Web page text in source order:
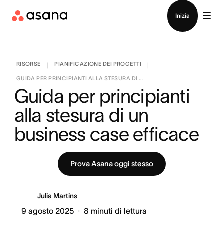
Inizia
RISORSE PIANIFICAZIONE DEI PROGETTI
GUIDA PER PRINCIPIANTI ALLA STESURA DI ...
Guida per principianti
alla stesura di un
business case efficace
Prova Asana oggi stesso
Julia Martins
9 agosto 2025 8 minuti di lettura